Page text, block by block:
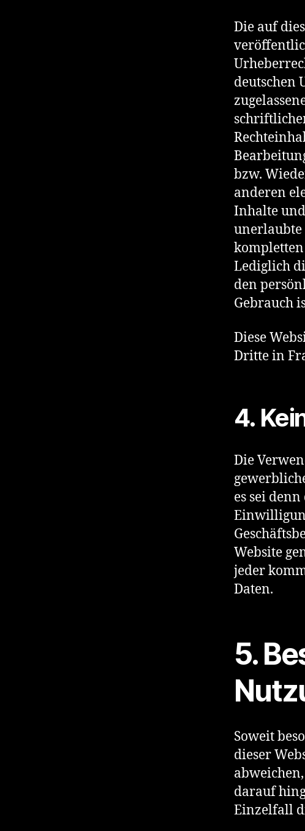
Die auf
deutschen
bzw.
anderen
Inhalte
unerlaubte
kompletten
Lediglich
den
Gebrauch
Diese
Dritte in
4.
Die
es sei
Website
jeder
Daten.
5.
Soweit
dieser
darauf
Einzelfall